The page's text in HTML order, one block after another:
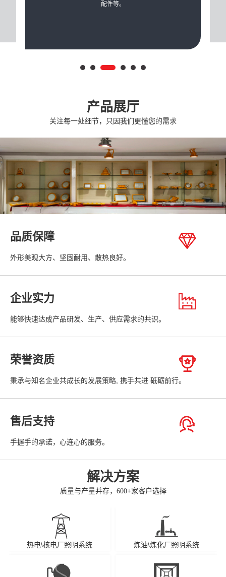
配件等。
产品展厅
关注每一处细节，只因我们更懂您的需求
品质保障
外形美观大方、坚固耐用、散热良好。
企业实力
能够快速达成产品研发、生产、供应需求的共识。
荣誉资质
秉承与知名企业共成长的发展策略, 携手共进 砥砺前行。
售后支持
手握手的承诺，心连心的服务。
解决方案
质量与产量并存，600+家客户选择
热电\核电厂照明系统 炼油\炼化厂照明系统